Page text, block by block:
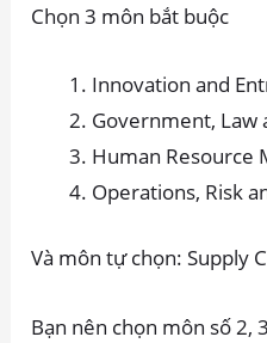
Chọn 3 môn bắt buộc
Innovation and
Government, Law
Human Resource
Operations, Risk
Và môn tự chọn: Supply
Bạn nên chọn môn số 2,